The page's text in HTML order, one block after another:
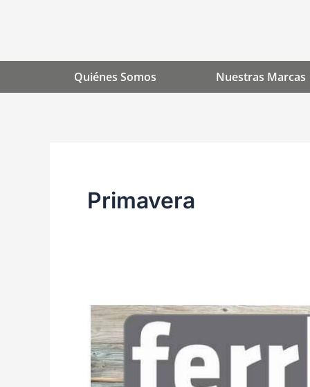
Quiénes Somos Nuestras Marcas
Primavera
Folleto
ferrCASH
Primavera
2019